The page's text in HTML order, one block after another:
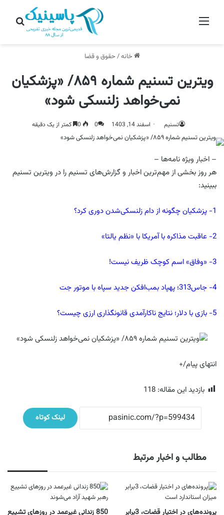
منو
خانه/ حقوق و قضا
ویترین تسنیم شماره ۸۵۹/ «پزشکیان
نمی‌خواهد زلنسکی شود»
تسنیم اسفند 14, 1403 0 کمتر از یک دقیقه
– اخبار ویژه نامه‌ها –
هر روز بخشی از مهم‌ترین اخبار و گزارش‌های تسنیم را در ویترین تسنیم
ببینید:
1- پزشکیان چگونه از دام زلنسکی‌شدن دوری کرد؟
2- عاقبت مذاکره با آمریکا با «نظم یالتا»
3- «وفاق» اسم کوچک ظریف نیست!
4- جاس313؛ پهپاد بمب‌افکن جدید سپاه با موتور جت
5- بازی با دلار؛ نتایج ناکارآمدی قانونگذاری ارزی چیست؟
انتهای پیام/+
بازدید این مقاله: 118
لینک کوتاه
مطالب و اخبار مرتبط
850 زندانی غیرعمد در روزهای تشییع
پرونده‌های در اختیار قضات، 3برابر